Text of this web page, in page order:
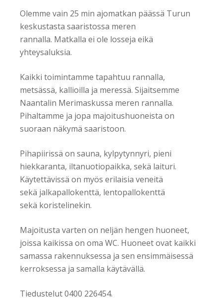
Olemme vain 25 min ajomatkan päässä Turun
keskustasta saaristossa meren
rannalla. Matkalla ei ole losseja eikä
yhteysaluksia.
Kaikki toimintamme tapahtuu rannalla,
metsässä, kallioilla ja meressä. Sijaitsemme
Naantalin Merimaskussa meren rannalla.
Pihaltamme ja jopa majoitushuoneista on
suoraan näkymä saaristoon.
Pihapiirissä on sauna, kylpytynnyri, pieni
hiekkaranta, iltanuotiopaikka, sekä laituri.
Käytettävissä on myös erilaisia veneitä
sekä jalkapallokenttä, lentopallokenttä
sekä koristelinekin.
Majoitusta varten on neljän hengen huoneet,
joissa kaikissa on oma WC. Huoneet ovat kaikki
samassa rakennuksessa ja sen ensimmäisessä
kerroksessa ja samalla käytävällä.
Tiedustelut 0400 226454.